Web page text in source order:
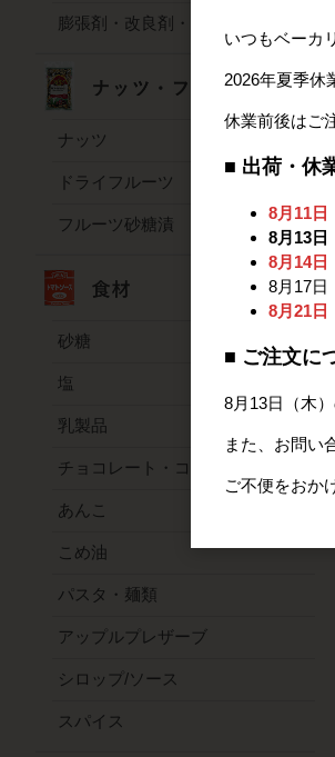
膨張剤・改良剤・凝固剤
ナッツ
ドライフルーツ
フルーツ砂糖漬
砂糖
塩
乳製品
チョコレート・ココア
あんこ
こめ油
パスタ・麺類
アップルプレザーブ
シロップ/ソース
スパイス
いつもベーカ
2026年夏季休
休業前後はご
■ 出荷・休
8月11
8月13
8月14
8月17日
8月21
■ ご注文に
8月13日（木
また、お問い
ご不便をおか